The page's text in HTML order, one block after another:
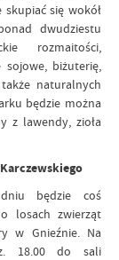
się wokół
dwudziestu
rozmaitości,
sojowe, biżuterię,
naturalnych
będzie można
z lawendy, zioła
będzie coś
losach zwierząt
w Gnieźnie. Na
18.00 do sali